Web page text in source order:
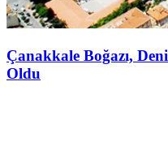
Çanakkale Boğazı,
Oldu